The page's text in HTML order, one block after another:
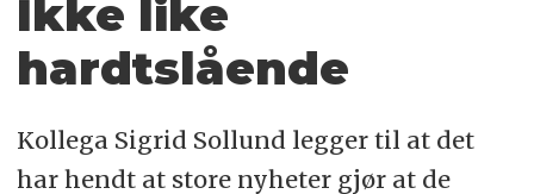
Ikke like
hardtslående
Kollega Sigrid Sollund legger til at det
har hendt at store nyheter gjør at de